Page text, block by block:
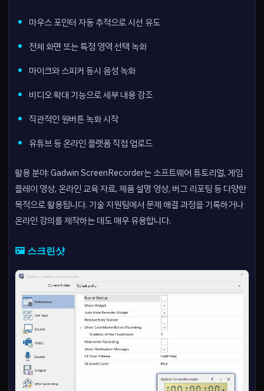
마우스 포인터 자동 추적으로 시선 유도
전체 화면 또는 특정 영역 선택 녹화
마이크와 스피커 동시 음성 녹화
비디오 확대 기능으로 세부 내용 강조
직관적인 원버튼 녹화 시작
유튜브 등 온라인 플랫폼 직접 업로드
활용 분야: Gadwin ScreenRecorder는 소프트웨어 튜토리얼, 게임
플레이 영상, 온라인 교육 자료, 제품 설명 영상, 버그 리포팅 등 다양한
목적으로 활용됩니다. 기술 지원팀에서 문제 해결 과정을 기록하거나
온라인 강의를 제작하는 데도 매우 유용합니다.
🖼️ 스크린샷